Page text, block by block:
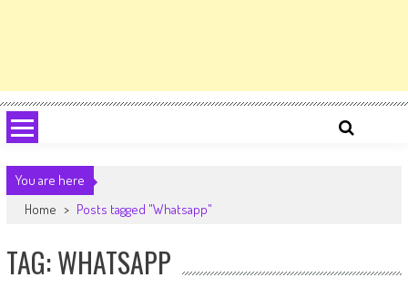
You are here
Home > Posts tagged "Whatsapp"
TAG: WHATSAPP